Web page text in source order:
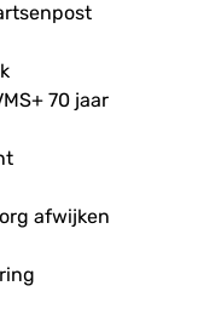
70 jaar
afwijken